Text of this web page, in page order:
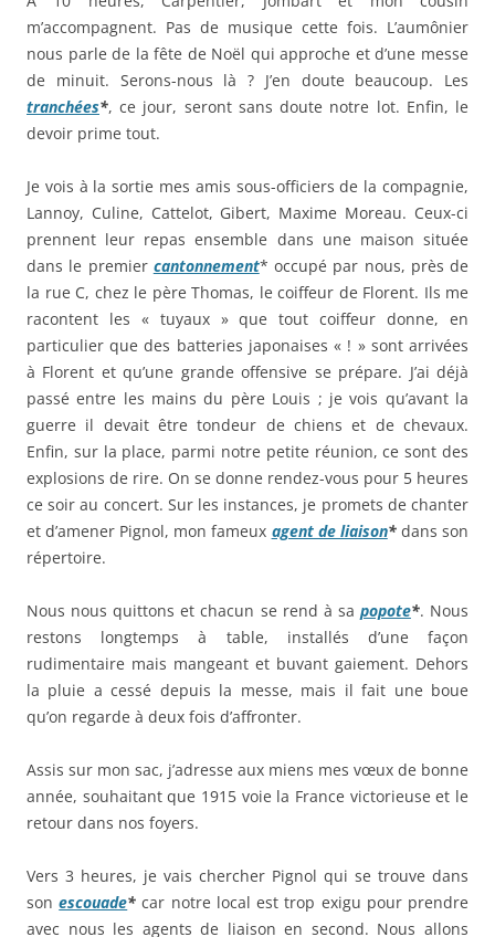
m’accompagnent. Pas de musique cette fois. L’aumônier
nous parle de la fête de Noël qui approche et d’une messe
de minuit. Serons-nous là ? J’en doute beaucoup. Les
tranchées*, ce jour, seront sans doute notre lot. Enfin, le
devoir prime tout.
Je vois à la sortie mes amis sous-officiers de la compagnie,
Lannoy, Culine, Cattelot, Gibert, Maxime Moreau. Ceux-ci
prennent leur repas ensemble dans une maison située
dans le premier cantonnement* occupé par nous, près de
la rue C, chez le père Thomas, le coiffeur de Florent. Ils me
racontent les « tuyaux » que tout coiffeur donne, en
particulier que des batteries japonaises « ! » sont arrivées
à Florent et qu’une grande offensive se prépare. J’ai déjà
passé entre les mains du père Louis ; je vois qu’avant la
guerre il devait être tondeur de chiens et de chevaux.
Enfin, sur la place, parmi notre petite réunion, ce sont des
explosions de rire. On se donne rendez-vous pour 5 heures
ce soir au concert. Sur les instances, je promets de chanter
et d’amener Pignol, mon fameux agent de liaison*dans son
répertoire.
Nous nous quittons et chacun se rend à sa popote*. Nous
restons longtemps à table, installés d’une façon
rudimentaire mais mangeant et buvant gaiement. Dehors
la pluie a cessé depuis la messe, mais il fait une boue
qu’on regarde à deux fois d’affronter.
Assis sur mon sac, j’adresse aux miens mes vœux de bonne
année, souhaitant que 1915 voie la France victorieuse et le
retour dans nos foyers.
Vers 3 heures, je vais chercher Pignol qui se trouve dans
sonescouade* car notre local est trop exigu pour prendre
avec nous les agents de liaison en second. Nous allons